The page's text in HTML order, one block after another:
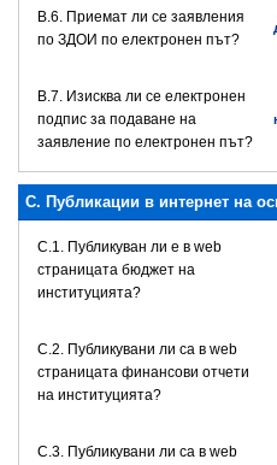
В.6. Приемат ли се заявления
по ЗДОИ по електронен път?
В.7. Изисква ли се електронен
подпис за подаване на
заявление по електронен път?
C. Публикации в интернет на
C.1. Публикуван ли е в web
страницата бюджет на
институцията?
C.2. Публикувани ли са в web
страницата финансови отчети
на институцията?
C.3. Публикувани ли са в web